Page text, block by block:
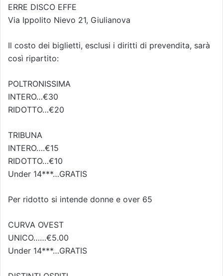
ERRE DISCO EFFE
Via Ippolito Nievo 21, Giulianova
Il costo dei biglietti, esclusi i diritti di prevendita, sarà
così ripartito:
POLTRONISSIMA
INTERO…€30
RIDOTTO…€20
TRIBUNA
INTERO….€15
RIDOTTO…€10
Under 14***…GRATIS
Per ridotto si intende donne e over 65
CURVA OVEST
UNICO……€5.00
Under 14***…GRATIS